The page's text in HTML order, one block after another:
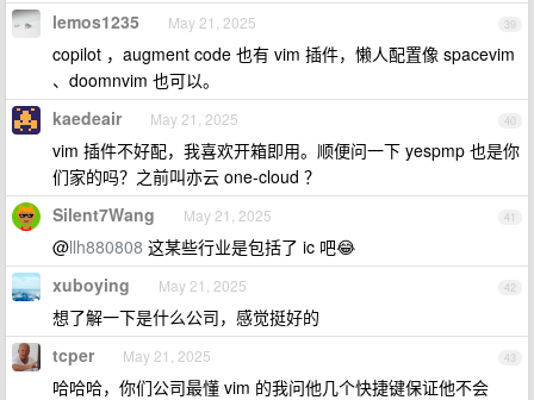
39
lemos1235 May 21, 2025
copilot ，augment code 也有 vim 插件，懒人配置像 spacevim
、doomnvim 也可以。
40
kaedeair May 21, 2025
vim 插件不好配，我喜欢开箱即用。顺便问一下 yespmp 也是你
们家的吗？之前叫亦云 one-cloud ？
41
Silent7Wang May 21, 2025
@llh880808 这某些行业是包括了 ic 吧😂
42
xuboying May 21, 2025
想了解一下是什么公司，感觉挺好的
43
tcper May 21, 2025
哈哈哈，你们公司最懂 vim 的我问他几个快捷键保证他不会